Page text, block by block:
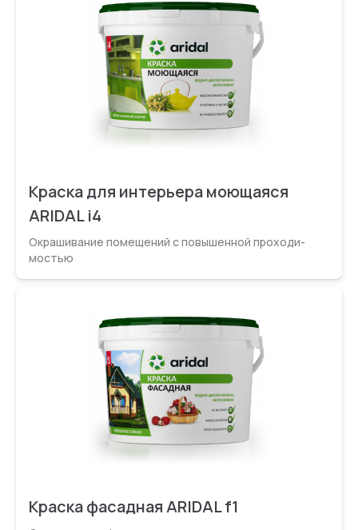
Краска для интерьера моющаяся
ARIDAL i4
Окрашивание помещений с повышенной проходи­
мостью
Краска фасадная ARIDAL f1